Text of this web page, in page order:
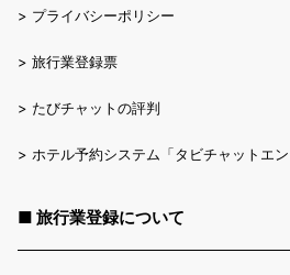
> プライバシーポリシー
> 旅行業登録票
> たびチャットの評判
> ホテル予約システム「タビチャットエン
■ 旅行業登録について